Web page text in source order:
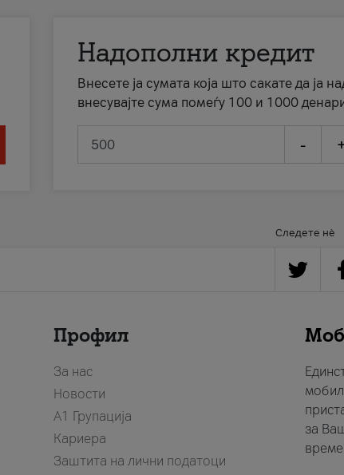
Надополни кредит
Внесете ја сумата која што сакате да ја
внесувајте сума помеѓу 100 и 1000
-
Следете нè
Профил
За нас
Новости
А1 Групација
Кариера
Заштита на лични податоци
за